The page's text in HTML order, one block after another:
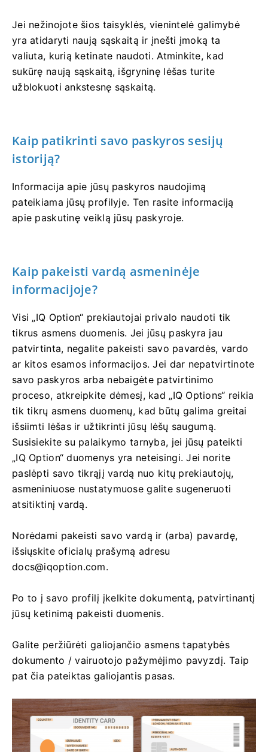
Jei nežinojote šios taisyklės, vienintelė galimybė
yra atidaryti naują sąskaitą ir įnešti įmoką ta
valiuta, kurią ketinate naudoti. Atminkite, kad
sukūrę naują sąskaitą, išgryninę lėšas turite
užblokuoti ankstesnę sąskaitą.
Kaip patikrinti savo paskyros sesijų
istoriją?
Informacija apie jūsų paskyros naudojimą
pateikiama jūsų profilyje. Ten rasite informaciją
apie paskutinę veiklą jūsų paskyroje.
Kaip pakeisti vardą asmeninėje
informacijoje?
Visi „IQ Option“ prekiautojai privalo naudoti tik
tikrus asmens duomenis. Jei jūsų paskyra jau
patvirtinta, negalite pakeisti savo pavardės, vardo
ar kitos esamos informacijos. Jei dar nepatvirtinote
savo paskyros arba nebaigėte patvirtinimo
proceso, atkreipkite dėmesį, kad „IQ Options“ reikia
tik tikrų asmens duomenų, kad būtų galima greitai
išsiimti lėšas ir užtikrinti jūsų lėšų saugumą.
Susisiekite su palaikymo tarnyba, jei jūsų pateikti
„IQ Option“ duomenys yra neteisingi. Jei norite
paslėpti savo tikrąjį vardą nuo kitų prekiautojų,
asmeniniuose nustatymuose galite sugeneruoti
atsitiktinį vardą.
Norėdami pakeisti savo vardą ir (arba) pavardę,
išsiųskite oficialų prašymą adresu
docs@iqoption.com.
Po to į savo profilį įkelkite dokumentą, patvirtinantį
jūsų ketinimą pakeisti duomenis.
Galite peržiūrėti galiojančio asmens tapatybės
dokumento / vairuotojo pažymėjimo pavyzdį. Taip
pat čia pateiktas galiojantis pasas.